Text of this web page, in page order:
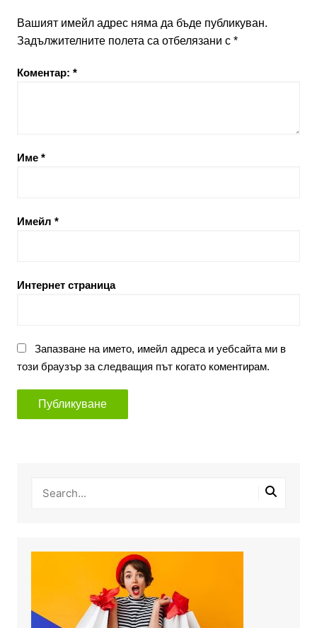
Вашият имейл адрес няма да бъде публикуван.
Задължителните полета са отбелязани с *
Коментар: *
Име *
Имейл *
Интернет страница
Запазване на името, имейл адреса и уебсайта ми в
този браузър за следващия път когато коментирам.